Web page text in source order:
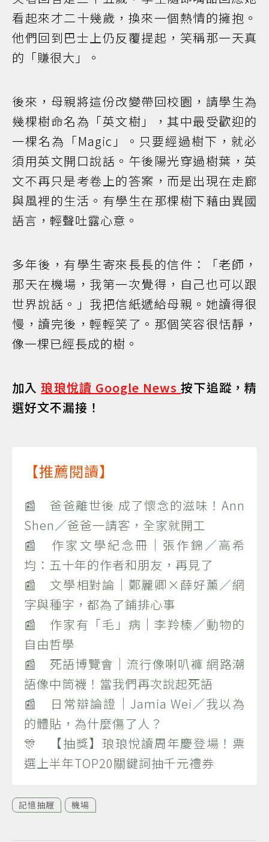
看起來才二十幾歲，換來一個熱情的擁抱。
他們回到巴士上仍反覆提起，笑稱那一天真
的「賺很大」。
後來，母親將這份改變帶回校園，請學生為
幾棵樹命名為「英文樹」，其中最受歡迎的
一棵名為「Magic」。只要經過樹下，就必
須用英文開口說話。午後陽光穿過樹葉，英
文不再只是考卷上的答案，而是出現在走廊
與風裡的生活。有學生在那棵樹下藉由異國
語言，輕聲吐露心意。
多年後，有學生寄來長長的信件：「老師，
那天在機場，我第一次覺得，自己也可以跟
世界說話。」我把信紙遞給母親。她讀得很
慢，讀完後，輕輕笑了。那個笑容很恬靜，
像一棵已經長成的樹。
加入琅琅悅讀 Google News按下追蹤，精
選好文不漏接！
【推薦閱讀】
📰 爸爸離世後 成了懷念的滋味！Ann
Shen／爸爸一請客，全家就開工
📰 作家文學紀念冊｜張作錦／高希
均：五十年的作者和朋友，再見了
📰 文學相對論｜鄭麗卿×薛好薰／網
字與種字，都為了鋪排心事
📰 作家有「毛」病｜李羚榛／動物的
自由哲學
📰 死語博覽會｜流行像喇叭褲 網路潮
語像中筒襪！當我們再次說起死語
📰 日常辯論證｜Jamia Wei／我以為
的體貼，為什麼傷了人？
🎊 【抽獎】琅琅悅讀周年慶登場！票
選上半年TOP20關鍵詞抽千元禮券
記憶抽屜 機場